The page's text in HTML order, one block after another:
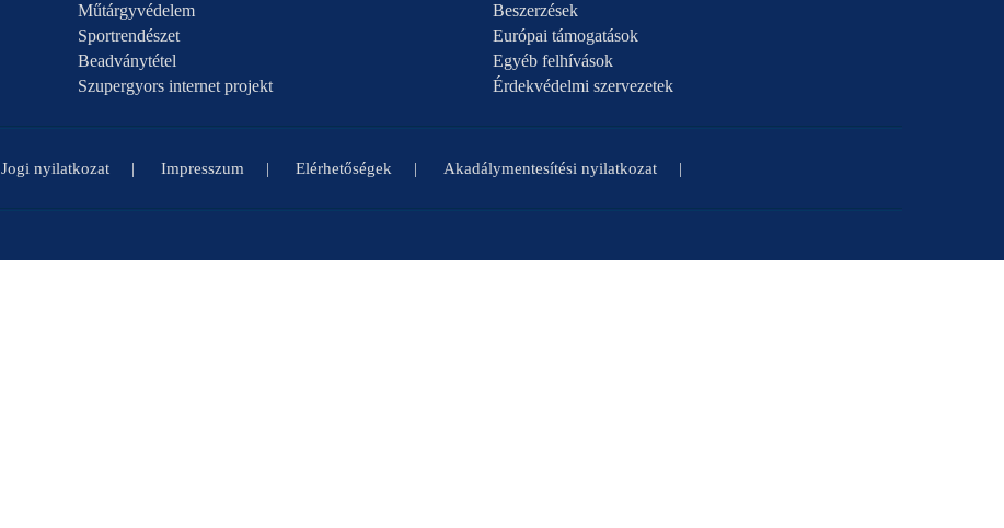
Műtárgyvédelem
Sportrendészet
Beadványtétel
Szupergyors internet projekt
Beszerzések
Európai támogatások
Egyéb felhívások
Érdekvédelmi szervezetek
Jogi nyilatkozat Impresszum Elérhetőségek Akadálymentesítési nyilatkozat